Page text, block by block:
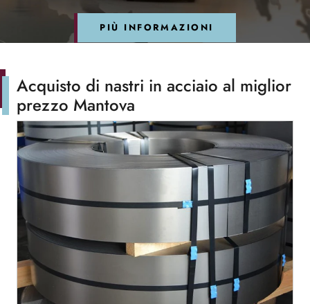
PIÙ INFORMAZIONI
Acquisto di nastri in acciaio al miglior
prezzo Mantova